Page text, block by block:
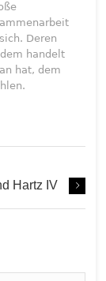
Deren
handelt
hat, dem
Hartz IV